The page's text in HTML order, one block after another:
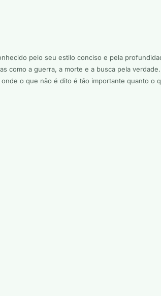
pelo seu estilo conciso e pela
como a guerra, a morte e a busca pela
o que não é dito é tão importante quanto o